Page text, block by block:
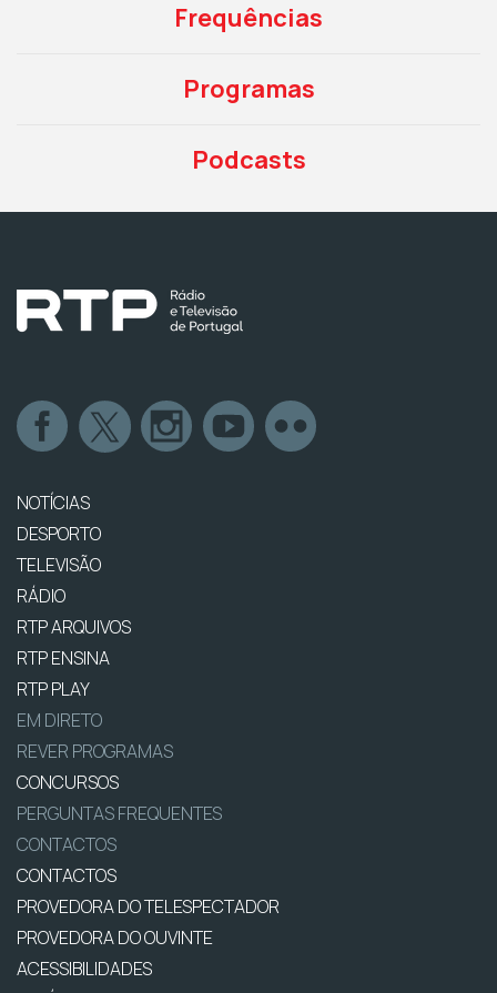
Frequências
Programas
Podcasts
NOTÍCIAS
DESPORTO
TELEVISÃO
RÁDIO
RTP ARQUIVOS
RTP ENSINA
RTP PLAY
EM DIRETO
REVER PROGRAMAS
CONCURSOS
PERGUNTAS FREQUENTES
CONTACTOS
CONTACTOS
PROVEDORA DO TELESPECTADOR
PROVEDORA DO OUVINTE
ACESSIBILIDADES